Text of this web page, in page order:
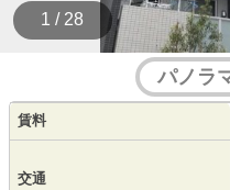
1 / 28
パノラ
賃料
交通